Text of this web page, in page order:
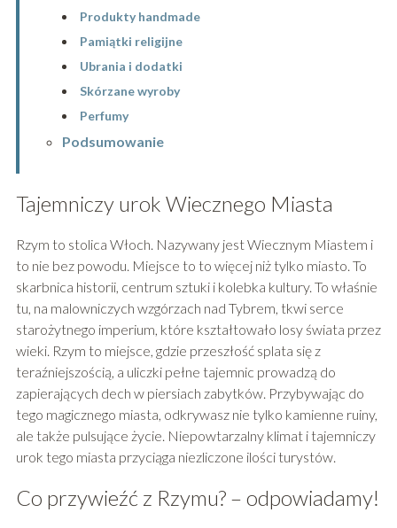
Produkty handmade
Pamiątki religijne
Ubrania i dodatki
Skórzane wyroby
Perfumy
Podsumowanie
Tajemniczy urok Wiecznego Miasta
Rzym to stolica Włoch. Nazywany jest Wiecznym Miastem i
to nie bez powodu. Miejsce to to więcej niż tylko miasto. To
skarbnica historii, centrum sztuki i kolebka kultury. To właśnie
tu, na malowniczych wzgórzach nad Tybrem, tkwi serce
starożytnego imperium, które kształtowało losy świata przez
wieki. Rzym to miejsce, gdzie przeszłość splata się z
teraźniejszością, a uliczki pełne tajemnic prowadzą do
zapierających dech w piersiach zabytków. Przybywając do
tego magicznego miasta, odkrywasz nie tylko kamienne ruiny,
ale także pulsujące życie. Niepowtarzalny klimat i tajemniczy
urok tego miasta przyciąga niezliczone ilości turystów.
Co przywieźć z Rzymu? – odpowiadamy!